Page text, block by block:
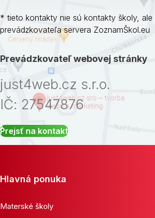
* tieto kontakty nie sú kontakty školy,
prevádzkovateľa servera ZoznamŠkol.eu
Prevádzkovateľ webovej stránky
just4web.cz s.r.o.
IČ: 27547876
Prejsť na kontakt
Hlavná ponuka
Materské školy